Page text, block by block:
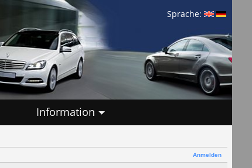
Sprache:
Information
Anmelden